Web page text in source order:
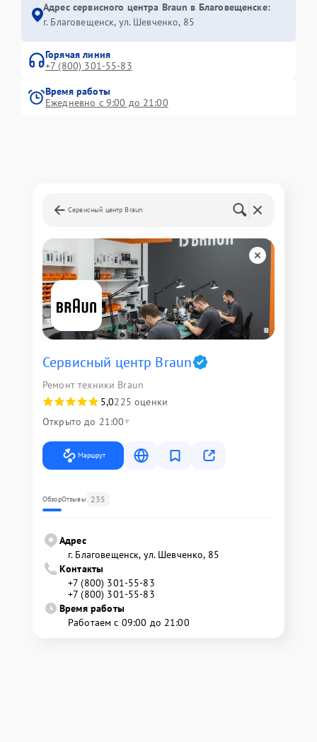
Адрес сервисного центра Braun в Благовещенске:
г. Благовещенск, ул. Шевченко, 85
Горячая линия
+7 (800) 301-55-83
Время работы
Ежедневно с 9:00 до 21:00
Сервисный центр Braun
Сервисный центр Braun
Ремонт техники Braun
5,0225 оценки
Открыто до 21:00
Маршрут
ОбзорОтзывы 235
Адрес
г. Благовещенск, ул. Шевченко, 85
Контакты
+7 (800) 301-55-83
+7 (800) 301-55-83
Время работы
Работаем с 09:00 до 21:00